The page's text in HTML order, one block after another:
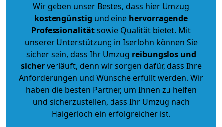
Wir geben unser Bestes, dass hier Umzug
kostengünstig und eine hervorragende
Professionalitätsowie Qualität bietet. Mit
unserer Unterstützung in Iserlohn können Sie
sicher sein, dass Ihr Umzug reibungslos und
sicherverläuft, denn wir sorgen dafür, dass Ihre
Anforderungen und Wünsche erfüllt werden. Wir
haben die besten Partner, um Ihnen zu helfen
und sicherzustellen, dass Ihr Umzug nach
Haigerloch ein erfolgreicher ist.